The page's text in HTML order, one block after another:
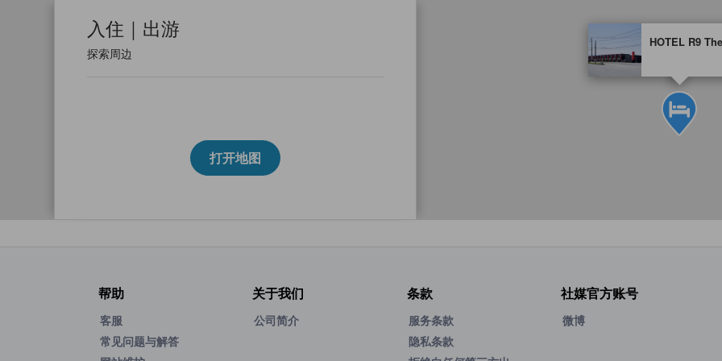
HOTEL R9
金色星星表示的等级信息
入住｜出游
探索周边
打开地图
帮助
客服
常见问题与解答
关于我们
公司简介
条款
服务条款
隐私条款
社媒官方账号
微博